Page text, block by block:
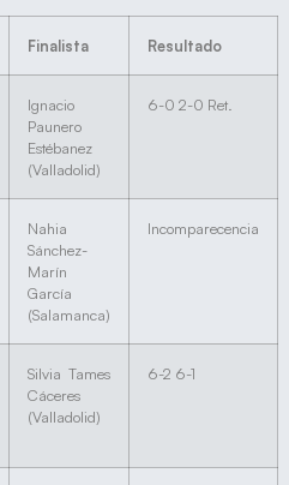
Finalista Resultado
Ignacio
Paunero
Estébanez
(Valladolid)
6-0 2-0 Ret.
Nahia
Sánchez-
Marín
García
(Salamanca)
Incomparecencia
Silvia Tames
Cáceres
(Valladolid)
6-2 6-1